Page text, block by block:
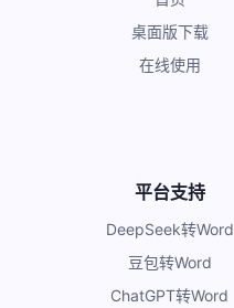
桌面版下载
在线使用
平台支持
DeepSeek转Word
豆包转Word
ChatGPT转Word